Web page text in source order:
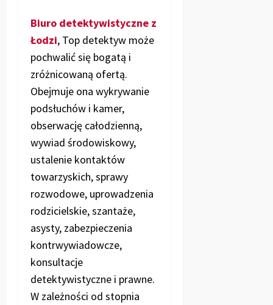
Biuro detektywistyczne z
Łodzi, Top detektyw może
pochwalić się bogatą i
zróżnicowaną ofertą.
Obejmuje ona wykrywanie
podsłuchów i kamer,
obserwację całodzienną,
wywiad środowiskowy,
ustalenie kontaktów
towarzyskich, sprawy
rozwodowe, uprowadzenia
rodzicielskie, szantaże,
asysty, zabezpieczenia
kontrwywiadowcze,
konsultacje
detektywistyczne i prawne.
W zależności od stopnia